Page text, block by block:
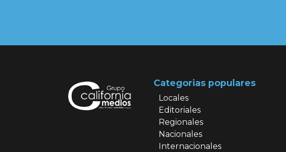
Categorias populares
Locales
Editoriales
Regionales
Nacionales
Internacionales